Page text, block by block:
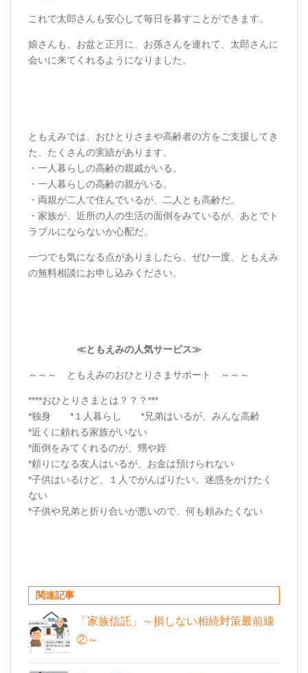
これで太郎さんも安心して毎日を暮すことができます。
娘さんも、お盆と正月に、お孫さんを連れて、太郎さんに
会いに来てくれるようになりました。
ともえみでは、おひとりさまや高齢者の方をご支援してき
た、たくさんの実績があります。
・一人暮らしの高齢の親戚がいる。
・一人暮らしの高齢の親がいる。
・両親が二人で住んでいるが、二人とも高齢だ。
・家族が、近所の人の生活の面倒をみているが、あとでト
ラブルにならないか心配だ。
一つでも気になる点がありましたら、ぜひ一度、ともえみ
の無料相談にお申し込みください。
≪ともえみの人気サービス≫
～～～ ともえみのおひとりさまサポート ～～～
****おひとりさまとは？？？***
*独身 *１人暮らし *兄弟はいるが、みんな高齢
*近くに頼れる家族がいない
*面倒をみてくれるのが、甥や姪
*頼りになる友人はいるが、お金は預けられない
*子供はいるけど、１人でがんばりたい。迷惑をかけたく
ない
*子供や兄弟と折り合いが悪いので、何も頼みたくない
関連記事
「家族信託」～損しない相続対策最前線
②～